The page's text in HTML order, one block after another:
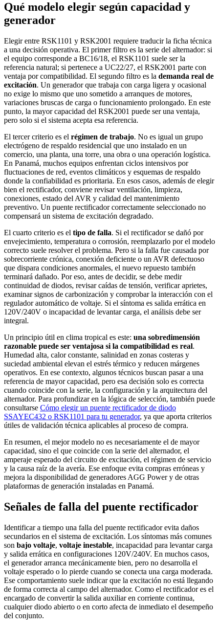
Qué modelo elegir según capacidad y
generador
Elegir entre RSK1101 y RSK2001 requiere traducir la ficha técnica
a una decisión operativa. El primer filtro es la serie del alternador: si
el equipo corresponde a BC16/18, el RSK1101 suele ser la
referencia natural; si pertenece a UC22/27, el RSK2001 parte con
ventaja por compatibilidad. El segundo filtro es la demanda real de
excitación. Un generador que trabaja con carga ligera y ocasional
no exige lo mismo que uno sometido a arranques de motores,
variaciones bruscas de carga o funcionamiento prolongado. En este
punto, la mayor capacidad del RSK2001 puede ser una ventaja,
pero solo si el sistema acepta esa referencia.
El tercer criterio es el régimen de trabajo. No es igual un grupo
electrógeno de respaldo residencial que uno instalado en un
comercio, una planta, una torre, una obra o una operación logística.
En Panamá, muchos equipos enfrentan ciclos intensivos por
fluctuaciones de red, eventos climáticos y esquemas de respaldo
donde la confiabilidad es prioritaria. En esos casos, además de elegir
bien el rectificador, conviene revisar ventilación, limpieza,
conexiones, estado del AVR y calidad del mantenimiento
preventivo. Un puente rectificador correctamente seleccionado no
compensará un sistema de excitación degradado.
El cuarto criterio es el tipo de falla. Si el rectificador se dañó por
envejecimiento, temperatura o corrosión, reemplazarlo por el modelo
correcto suele resolver el problema. Pero si la falla fue causada por
sobrecorriente crónica, conexión deficiente o un AVR defectuoso
que dispara condiciones anormales, el nuevo repuesto también
terminará dañado. Por eso, antes de decidir, se debe medir
continuidad de diodos, revisar caídas de tensión, verificar aprietes,
examinar signos de carbonización y comprobar la interacción con el
regulador automático de voltaje. Si el síntoma es salida errática en
120V/240V o incapacidad de levantar carga, el análisis debe ser
integral.
Un principio útil en clima tropical es este: una sobredimensión
razonable puede ser ventajosa si la compatibilidad es real.
Humedad alta, calor constante, salinidad en zonas costeras y
suciedad ambiental elevan el estrés térmico y reducen márgenes
operativos. En ese contexto, algunos técnicos buscan pasar a una
referencia de mayor capacidad, pero esa decisión solo es correcta
cuando coincide con la serie, la configuración y la arquitectura del
alternador. Para profundizar en la lógica de selección, también puede
consultarse Cómo elegir un puente rectificador de diodo
SSAYEC432 o RSK1101 para tu generador, ya que aporta criterios
útiles de validación técnica aplicables al proceso de compra.
En resumen, el mejor modelo no es necesariamente el de mayor
capacidad, sino el que coincide con la serie del alternador, el
amperaje esperado del circuito de excitación, el régimen de servicio
y la causa raíz de la avería. Ese enfoque evita compras erróneas y
mejora la disponibilidad de generadores AGG Power y de otras
plataformas de generación instaladas en Panamá.
Señales de falla del puente rectificador
Identificar a tiempo una falla del puente rectificador evita daños
secundarios en el sistema de excitación. Los síntomas más comunes
son bajo voltaje, voltaje inestable, incapacidad para levantar carga
y salida errática en configuraciones 120V/240V. En muchos casos,
el generador arranca mecánicamente bien, pero no desarrolla el
voltaje esperado o lo pierde cuando se conecta una carga moderada.
Ese comportamiento suele indicar que la excitación no está llegando
de forma correcta al campo del alternador. Como el rectificador es el
encargado de convertir la salida auxiliar en corriente continua,
cualquier diodo abierto o en corto afecta de inmediato el desempeño
del conjunto.